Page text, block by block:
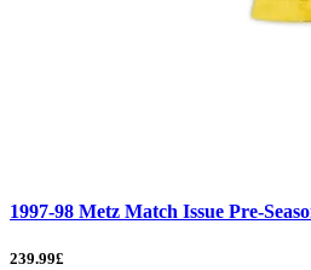
1997-98 Metz Match Issue Pre-
239.99£